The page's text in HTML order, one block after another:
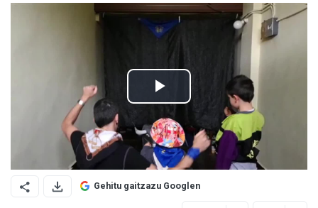
Gehitu gaitzazu Googlen